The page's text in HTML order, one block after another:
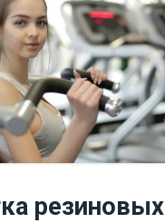
резиновых